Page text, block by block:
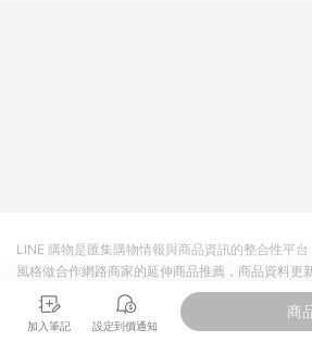
加入筆記 設定到價通知
商
LINE 購物是匯集購物情報與商品資訊的整合性平
風格做合作網路商家的延伸商品推薦，商品資料更
商品至各合作網路商家，確認現售價與購物條件
準。